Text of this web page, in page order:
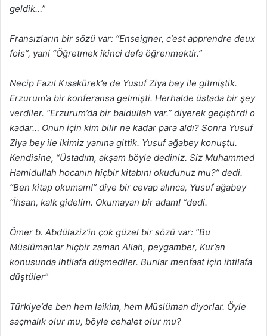
geldik…”
Fransızların bir sözü var: “Enseigner, c’est apprendre deux
fois”, yani “Öğretmek ikinci defa öğrenmektir.”
Necip Fazıl Kısakürek’e de Yusuf Ziya bey ile gitmiştik.
Erzurum’a bir konferansa gelmişti. Herhalde üstada bir şey
verdiler. “Erzurum’da bir baidullah var.” diyerek geçiştirdi o
kadar… Onun için kim bilir ne kadar para aldı? Sonra Yusuf
Ziya bey ile ikimiz yanına gittik. Yusuf ağabey konuştu.
Kendisine, “Üstadım, akşam böyle dediniz. Siz Muhammed
Hamidullah hocanın hiçbir kitabını okudunuz mu?” dedi.
“Ben kitap okumam!” diye bir cevap alınca, Yusuf ağabey
“İhsan, kalk gidelim. Okumayan bir adam! “dedi.
Ömer b. Abdülaziz’in çok güzel bir sözü var: “Bu
Müslümanlar hiçbir zaman Allah, peygamber, Kur’an
konusunda ihtilafa düşmediler. Bunlar menfaat için ihtilafa
düştüler”
Türkiye’de ben hem laikim, hem Müslüman diyorlar. Öyle
saçmalık olur mu, böyle cehalet olur mu?